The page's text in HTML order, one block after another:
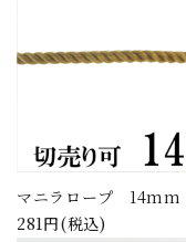
プライバシーポリシー
マニラロープ 14mm
281円(税込)